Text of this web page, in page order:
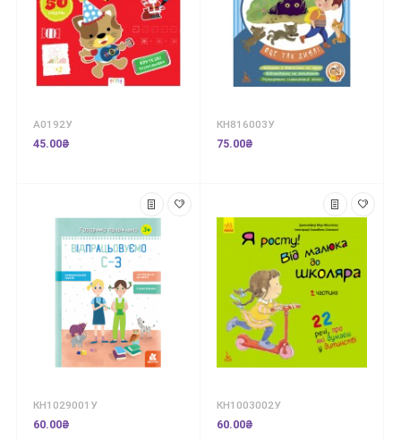
А0192У
45.00₴
КН816003У
75.00₴
КН1029001У
60.00₴
КН1003002У
60.00₴